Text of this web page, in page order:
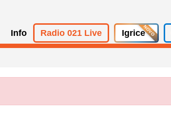
Info Radio 021 Live Igrice